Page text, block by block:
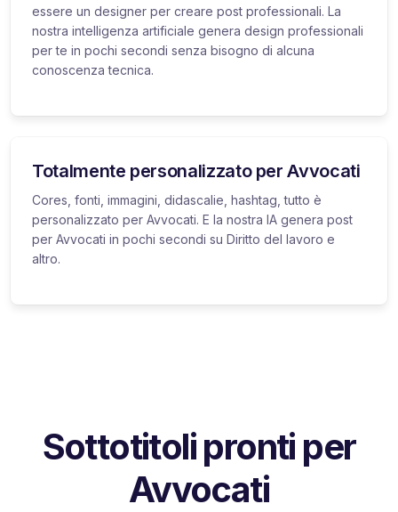
essere un designer per creare post professionali. La
nostra intelligenza artificiale genera design professionali
per te in pochi secondi senza bisogno di alcuna
conoscenza tecnica.
Totalmente personalizzato per Avvocati
Cores, fonti, immagini, didascalie, hashtag, tutto è
personalizzato per Avvocati. E la nostra IA genera post
per Avvocati in pochi secondi su Diritto del lavoro e
altro.
Sottotitoli pronti per
Avvocati